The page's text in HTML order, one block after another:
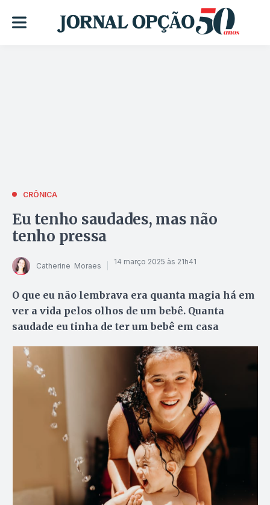
CRÔNICA
Eu tenho saudades, mas não
tenho pressa
Catherine Moraes 14 março 2025 às 21h41
O que eu não lembrava era quanta magia há em
ver a vida pelos olhos de um bebê. Quanta
saudade eu tinha de ter um bebê em casa